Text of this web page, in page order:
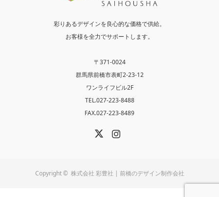
彩りあるデザインを良心的な価格で供給。
お客様を全力でサポートします。
〒371-0024
群馬県前橋市表町2-23-12
ワンライフビル2F
TEL.027-223-8488
FAX.027-223-8489
Copyright © 株式会社 彩豊社 | 前橋のデザイン制作会社